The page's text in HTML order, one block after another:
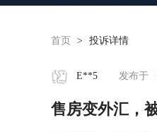
首页 > 投诉详情
E**5 发布于
售房变外汇，